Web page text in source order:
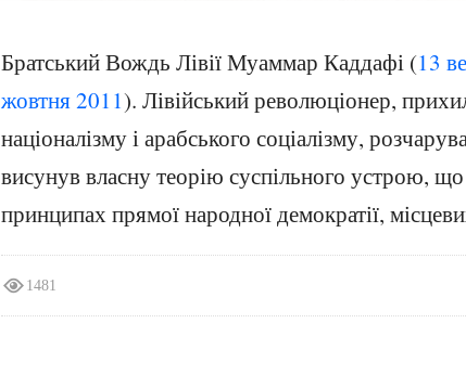
Братський Вождь Лівії Муаммар Каддафі (13
жовтня2011). Лівійський революціонер,
націоналізму і арабського соціалізму,
висунув власну теорію суспільного устрою, що
принципах прямої народної демократії,
1481